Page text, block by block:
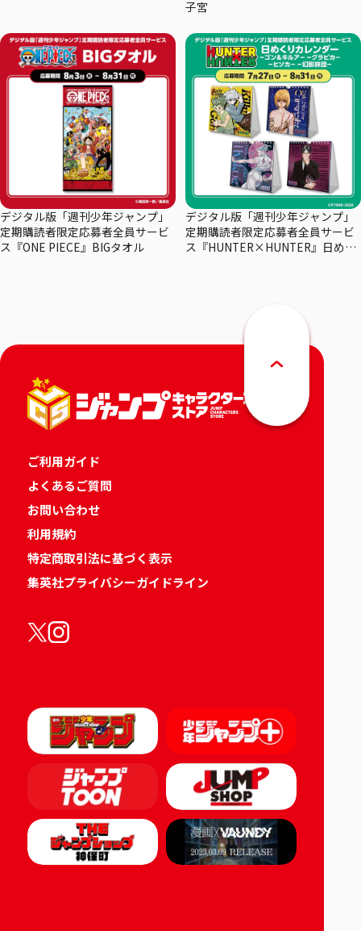
子宮
デジタル版「週刊少年ジャンプ」
定期購読者限定応募者全員サービ
ス『ONE PIECE』BIGタオル
デジタル版「週刊少年ジャンプ」
定期購読者限定応募者全員サービ
ス『HUNTER×HUNTER』日めく
ご利用ガイド
よくあるご質問
お問い合わせ
利用規約
特定商取引法に基づく表示
集英社プライバシーガイドライン